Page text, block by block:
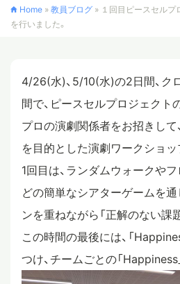
入学案内
スタディツアー
ニュース
教員ブログ
在校生・保護者・卒業生の
Home » 教員ブログ » １回目ピースセル
を行いました。
4/26(水)、5/10(水)の2日間、ク
間で、ピースセルプロジェクト
プロの演劇関係者をお招きして
を目的とした演劇ワークショッ
1回目は、ランダムウォークや
どの簡単なシアターゲームを通
ンを重ねながら「正解のない課
この時間の最後には、「
つけ、チームごとの「Happiness